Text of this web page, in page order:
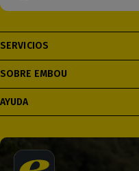
SERVICIOS
SOBRE EMBOU
AYUDA